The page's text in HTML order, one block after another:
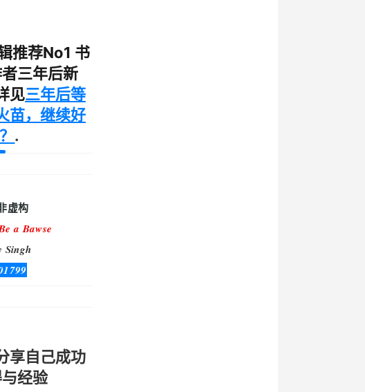
推荐No1 书
三年后新
见三年后等
苗，继续好
.
虚构
a Bawse
Singh
享自己成功
经验